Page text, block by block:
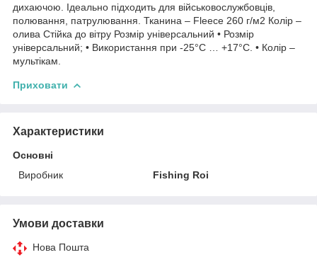
дихаючою. Ідеально підходить для військовослужбовців,
полювання, патрулювання. Тканина – Fleece 260 г/м2 Колір –
олива Стійка до вітру Розмір універсальний • Розмір
універсальний; • Використання при -25°С … +17°С. • Колір –
мультікам.
Приховати
Характеристики
Основні
Виробник
Fishing Roi
Умови доставки
Нова Пошта